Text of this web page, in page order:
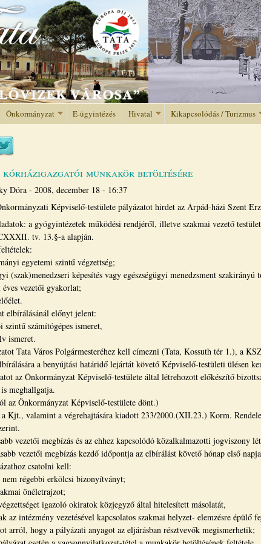
Jump to
Önkormányzat E-ügyintézés Hivatal Kikapcsolódás / Turizmus
munkakör betöltésére
Dóra - 2008, december 18 - 16:37
Képviselő-testülete pályázatot hirdet az Árpád-házi Szent
a gyógyintézetek működési rendjéről, illetve szakmai vezető
tv. 13.§-a alapján.
egyetemi szintű végzettség;
(szak)menedzseri képesítés vagy egészségügyi menedzsment szakirányú
vezetői gyakorlat;
elbírálásánál előnyt jelent:
szintű számítógépes ismeret,
ismeret.
Tata Város Polgármesteréhez kell címezni (Tata, Kossuth tér 1.), a
a benyújtási határidő lejártát követő Képviselő-testületi ülésen
az Önkormányzat Képviselő-testülete által létrehozott előkészítő
meghallgatja.
az Önkormányzat Képviselő-testülete dönt.)
Kjt., valamint a végrehajtására kiadott 233/2000.(XII.23.) Korm.
vezetői megbízás és az ehhez kapcsolódó közalkalmazotti jogviszony
vezetői megbízás kezdő időpontja az elbírálást követő hónap első
csatolni kell:
régebbi erkölcsi bizonyítványt;
önéletrajzot;
igazoló okiratok közjegyző által hitelesített másolatát,
az intézmény vezetésével kapcsolatos szakmai helyzet- elemzésre épülő
arról, hogy a pályázati anyagot az eljárásban résztvevők megismerhetik;